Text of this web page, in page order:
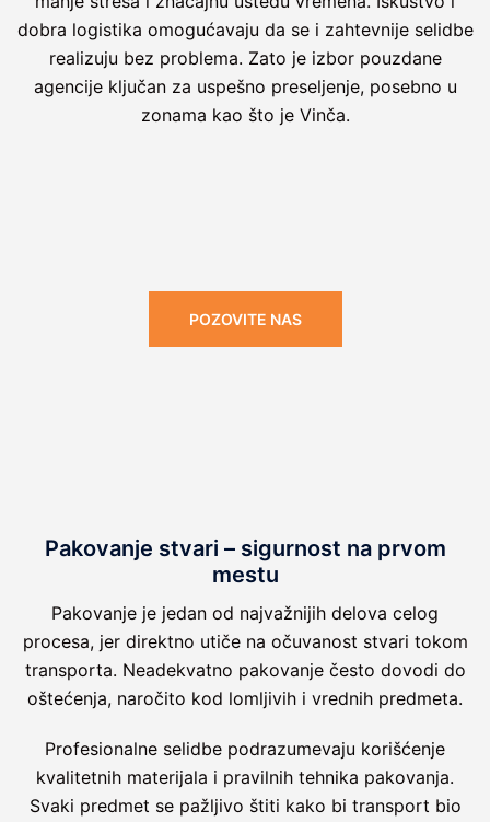
dobra logistika omogućavaju da se i zahtevnije selidbe
realizuju bez problema. Zato je izbor pouzdane
agencije ključan za uspešno preseljenje, posebno u
zonama kao što je Vinča.
POZOVITE NAS
Pakovanje stvari – sigurnost na prvom
mestu
Pakovanje je jedan od najvažnijih delova celog
procesa, jer direktno utiče na očuvanost stvari tokom
transporta. Neadekvatno pakovanje često dovodi do
oštećenja, naročito kod lomljivih i vrednih predmeta.
Profesionalne selidbe podrazumevaju korišćenje
kvalitetnih materijala i pravilnih tehnika pakovanja.
Svaki predmet se pažljivo štiti kako bi transport bio